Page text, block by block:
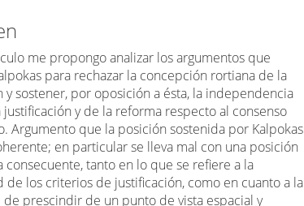
me propongo analizar los argumentos que
para rechazar la concepción rortiana de la
y sostener, por oposición a ésta, la independencia
justificación y de la reforma respecto al consenso
Argumento que la posición sostenida por Kalpokas
en particular se lleva mal con una posición
consecuente, tanto en lo que se refiere a la
de los criterios de justificación, como en cuanto a la
prescindir de un punto de vista espacial y